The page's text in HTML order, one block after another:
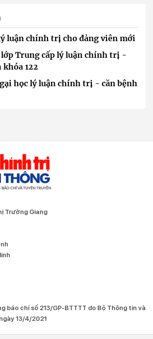
luận chính trị cho đảng viên mới
Trung cấp lý luận chính trị -
122
học lý luận chính trị - căn bệnh
Trường Giang
báo chí số 213/GP-BTTTT do Bộ Thông tin và
13/4/2021